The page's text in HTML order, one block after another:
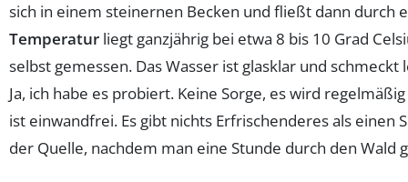
sich in einem steinernen Becken und fließt dann durch
Temperatur liegt ganzjährig bei etwa 8 bis 10 Grad
selbst gemessen. Das Wasser ist glasklar und schmeckt
Ja, ich habe es probiert. Keine Sorge, es wird
ist einwandfrei. Es gibt nichts Erfrischenderes als einen
der Quelle, nachdem man eine Stunde durch den Wald